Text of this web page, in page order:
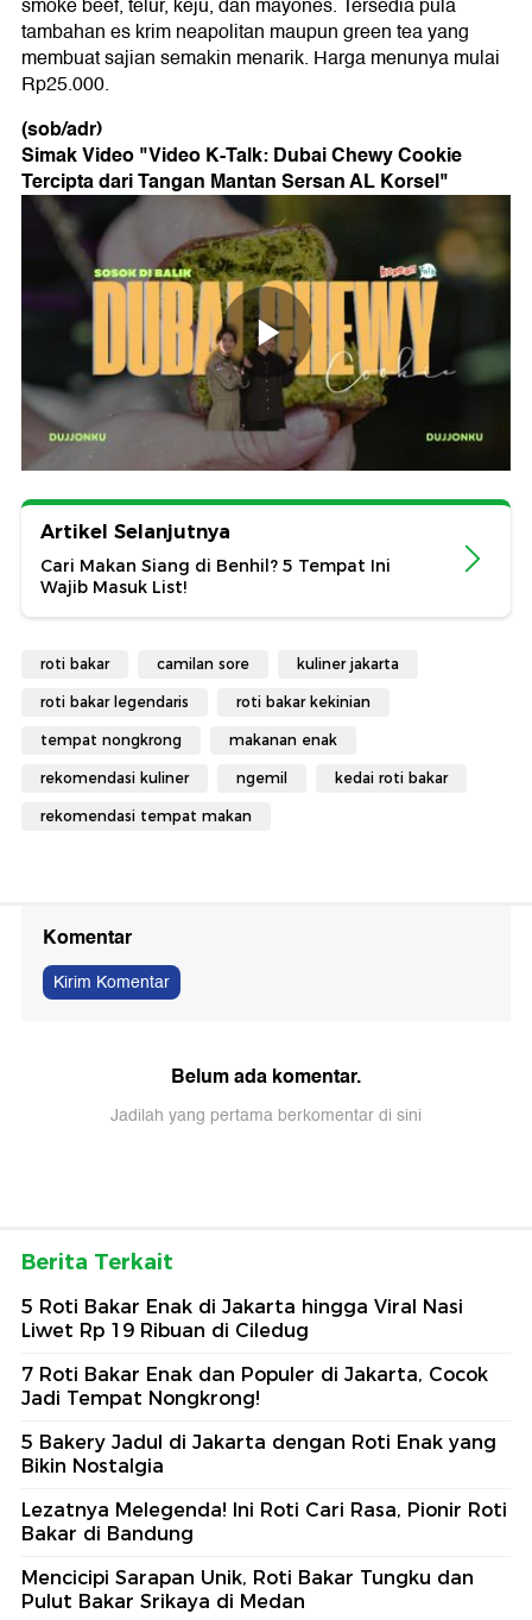
tambahan es krim neapolitan maupun green tea yang
membuat sajian semakin menarik. Harga menunya mulai
Rp25.000.
(sob/adr)
Simak Video "Video K-Talk: Dubai Chewy Cookie
Tercipta dari Tangan Mantan Sersan AL Korsel"
Artikel Selanjutnya
Cari Makan Siang di Benhil? 5 Tempat Ini
Wajib Masuk List!
roti bakar camilan sore kuliner jakarta
roti bakar legendaris roti bakar kekinian
tempat nongkrong makanan enak
rekomendasi kuliner ngemil kedai roti bakar
rekomendasi tempat makan
Komentar
Kirim Komentar
Belum ada komentar.
Jadilah yang pertama berkomentar di sini
Berita Terkait
5 Roti Bakar Enak di Jakarta hingga Viral Nasi
Liwet Rp 19 Ribuan di Ciledug
7 Roti Bakar Enak dan Populer di Jakarta, Cocok
Jadi Tempat Nongkrong!
5 Bakery Jadul di Jakarta dengan Roti Enak yang
Bikin Nostalgia
Lezatnya Melegenda! Ini Roti Cari Rasa, Pionir Roti
Bakar di Bandung
Mencicipi Sarapan Unik, Roti Bakar Tungku dan
Pulut Bakar Srikaya di Medan